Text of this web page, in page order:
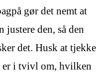
gør det nemt at
justere den, så den
det. Husk at tjekke
er i tvivl om, hvilken